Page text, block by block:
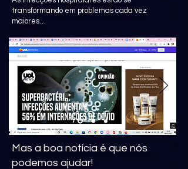
transformando em problemas cada vez
maiores…
Mas a boa notícia é que nós
podemos ajudar!